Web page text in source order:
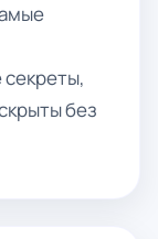
без